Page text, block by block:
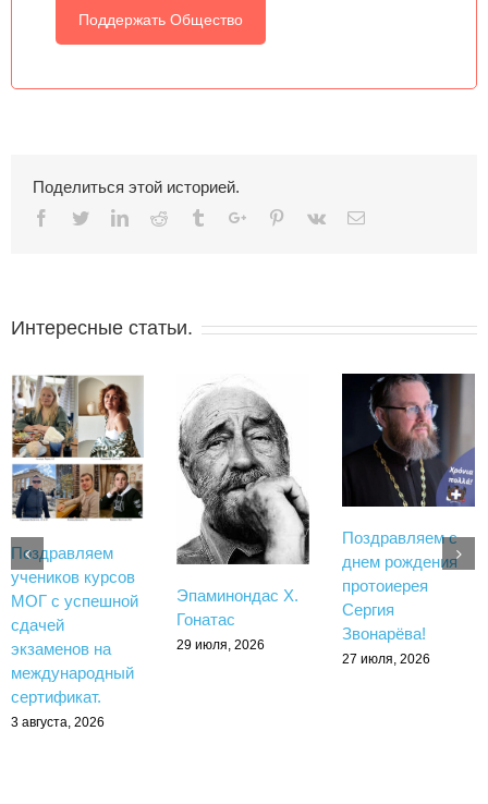
Поддержать Общество
Поделиться этой историей.
Facebook
TwitterLinkedinReddit TumblrGoogle+Pinterest
Vk Email
Интересные статьи.
Поздравляем
учеников курсов
МОГ с успешной
сдачей
экзаменов на
международный
сертификат.
3 августа, 2026
Эпаминондас Х.
Гонатас
29 июля, 2026
Поздравляем с
днем рождения
протоиерея
Сергия
Звонарёва!
27 июля, 2026